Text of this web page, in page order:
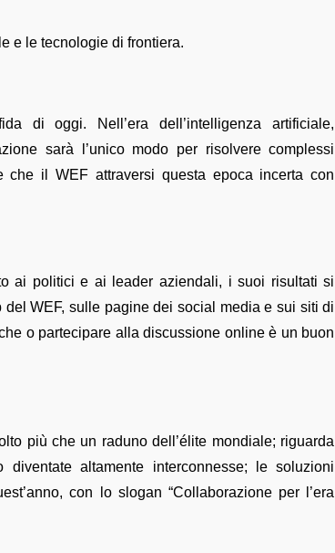
e le tecnologie di frontiera.
di oggi. Nell’era dell’intelligenza artificiale,
sarà l’unico modo per risolvere complessi
che il WEF attraversi questa epoca incerta con
ai politici e ai leader aziendali, i suoi risultati si
WEF, sulle pagine dei social media e sui siti di
o partecipare alla discussione online è un buon
più che un raduno dell’élite mondiale; riguarda
altamente interconnesse; le soluzioni
con lo slogan “Collaborazione per l’era